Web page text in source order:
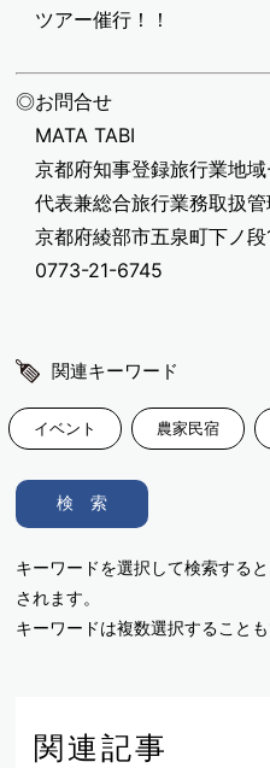
ツアー催行！！
◎お問合せ
MATA TABI
京都府知事登録旅行業地
代表兼総合旅行業務取扱
京都府綾部市五泉町下ノ段
0773-21-6745
関連キーワード
イベント 農家民宿
キーワードを選択して検索する
されます。
キーワードは複数選択することも
検 索
関連記事